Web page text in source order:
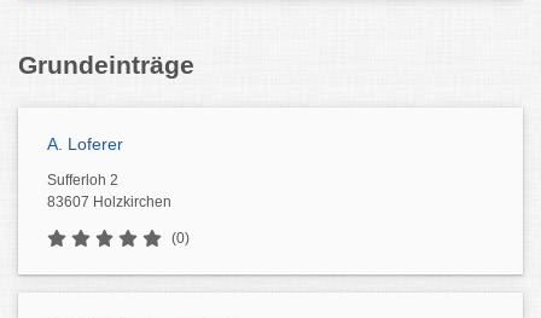
Grundeinträge
A. Loferer
Sufferloh 2
83607 Holzkirchen
(0)